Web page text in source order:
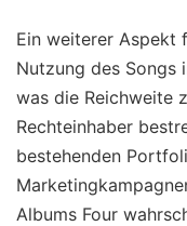
Ein weiterer Aspekt
Nutzung des Songs
was die Reichweite
Rechteinhaber
bestehenden
Albums Four